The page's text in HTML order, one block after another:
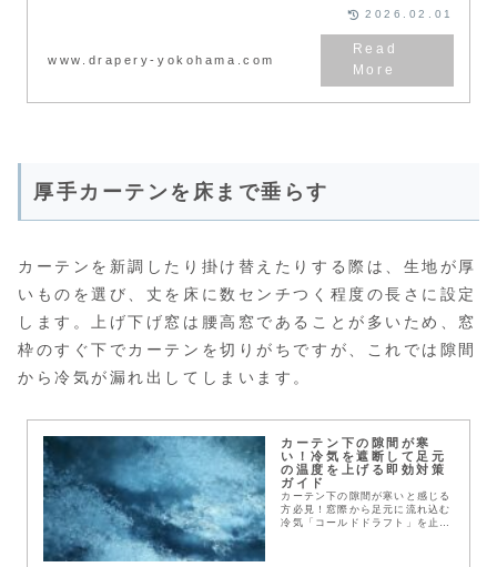
イントも網羅。冬の光熱費を節約
したい方必見です。
www.drapery-yokohama.com
2026.02.01
厚手カーテンを床まで垂らす
カーテンを新調したり掛け替えたりする際は、生地が厚
いものを選び、丈を床に数センチつく程度の長さに設定
します。上げ下げ窓は腰高窓であることが多いため、窓
枠のすぐ下でカーテンを切りがちですが、これでは隙間
から冷気が漏れ出してしまいます。
カーテン下の隙間が寒
い！冷気を遮断して足元
の温度を上げる即効対策
ガイド
カーテン下の隙間が寒いと感じる
方必見！窓際から足元に流れ込む
冷気「コールドドラフト」を止め